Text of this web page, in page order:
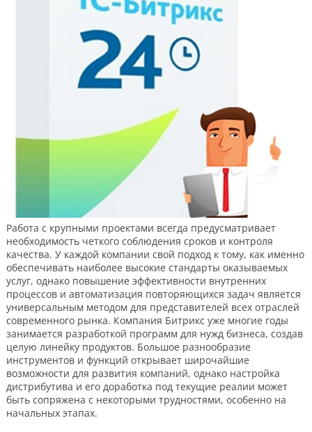
Работа с крупными проектами всегда предусматривает
необходимость четкого соблюдения сроков и контроля
качества. У каждой компании свой подход к тому, как именно
обеспечивать наиболее высокие стандарты оказываемых
услуг, однако повышение эффективности внутренних
процессов и автоматизация повторяющихся задач является
универсальным методом для представителей всех отраслей
современного рынка. Компания Битрикс уже многие годы
занимается разработкой программ для нужд бизнеса, создав
целую линейку продуктов. Большое разнообразие
инструментов и функций открывает широчайшие
возможности для развития компаний, однако настройка
дистрибутива и его доработка под текущие реалии может
быть сопряжена с некоторыми трудностями, особенно на
начальных этапах.